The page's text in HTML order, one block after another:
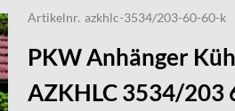
Artikelnr. azkhlc-3534/203-60-60-k
PKW Anhänger
AZKHLC 3534/203